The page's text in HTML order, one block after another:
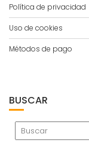
Política de privacidad
Uso de cookies
Métodos de pago
BUSCAR